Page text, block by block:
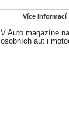
Více informací
V Auto magazíne
osobních aut i